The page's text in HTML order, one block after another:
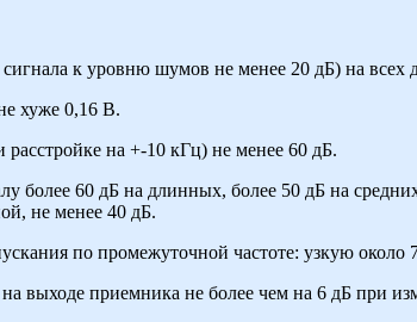
к уровню шумов не менее 20 дБ) на всех
хуже 0,16 В.
расстройке на +-10 кГц) не менее 60 дБ.
более 60 дБ на длинных, более 50 дБ на
не менее 40 дБ.
по промежуточной частоте: узкую
выходе приемника не более чем на 6 дБ при